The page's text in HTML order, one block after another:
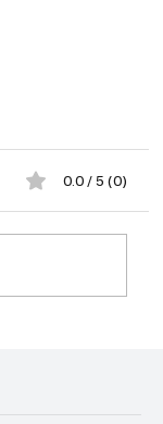
0.0 / 5 (0)